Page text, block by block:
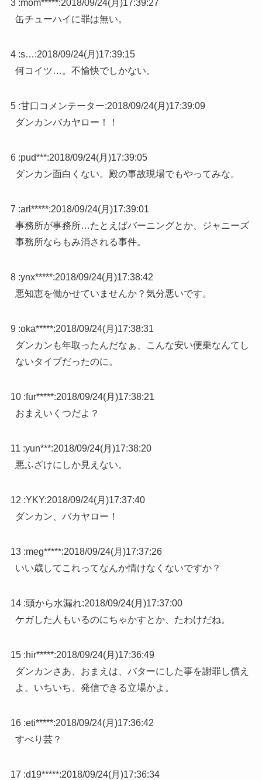
3 :mom*****:2018/09/24(月)17:39:27
缶チューハイに罪は無い。
4 :s…:2018/09/24(月)17:39:15
何コイツ…。不愉快でしかない。
5 :甘口コメンテーター:2018/09/24(月)17:39:09
ダンカンバカヤロー！！
6 :pud***:2018/09/24(月)17:39:05
ダンカン面白くない。殿の事故現場でもやってみな。
7 :arl*****:2018/09/24(月)17:39:01
事務所が事務所…たとえばバーニングとか、ジャニーズ
事務所ならもみ消される事件。
8 :ynx*****:2018/09/24(月)17:38:42
悪知恵を働かせていませんか？気分悪いです。
9 :oka*****:2018/09/24(月)17:38:31
ダンカンも年取ったんだなぁ、こんな安い便乗なんてし
ないタイプだったのに。
10 :fur*****:2018/09/24(月)17:38:21
おまえいくつだよ？
11 :yun***:2018/09/24(月)17:38:20
悪ふざけにしか見えない。
12 :YKY:2018/09/24(月)17:37:40
ダンカン、バカヤロー！
13 :meg*****:2018/09/24(月)17:37:26
いい歳してこれってなんか情けなくないですか？
14 :頭から水漏れ:2018/09/24(月)17:37:00
ケガした人もいるのにちゃかすとか、たわけだね。
15 :hir*****:2018/09/24(月)17:36:49
ダンカンさあ、おまえは、バターにした事を謝罪し償え
よ。いちいち、発信できる立場かよ。
16 :eti*****:2018/09/24(月)17:36:42
すべり芸？
17 :d19*****:2018/09/24(月)17:36:34